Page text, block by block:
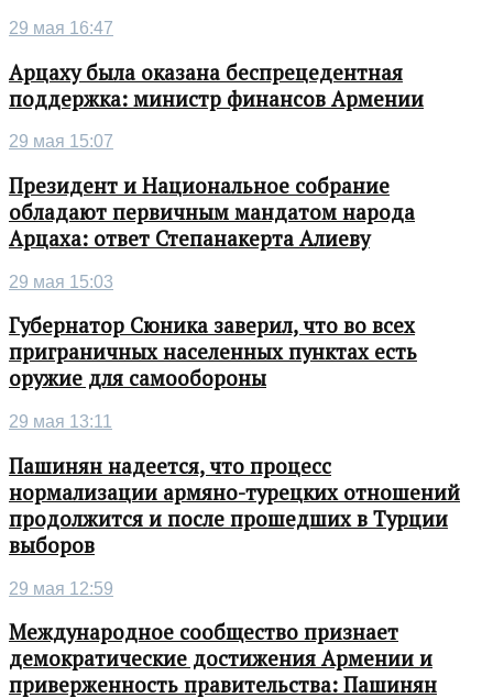
29 мая 16:47
Арцаху была оказана беспрецедентная
поддержка: министр финансов Армении
29 мая 15:07
Президент и Национальное собрание
обладают первичным мандатом народа
Арцаха: ответ Степанакерта Алиеву
29 мая 15:03
Губернатор Сюника заверил, что во всех
приграничных населенных пунктах есть
оружие для самообороны
29 мая 13:11
Пашинян надеется, что процесс
нормализации армяно-турецких отношений
продолжится и после прошедших в Турции
выборов
29 мая 12:59
Международное сообщество признает
демократические достижения Армении и
приверженность правительства: Пашинян